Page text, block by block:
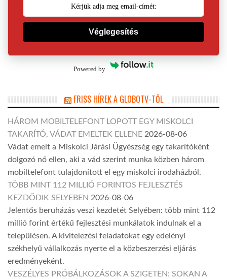
Véglegesítés
Powered by
FRISS HÍREK A GLOBOTV-TŐL
HÁROM MOBILTELEFONT LOPOTT EGY MISKOLCI
TAKARÍTÓ, VÁDAT EMELTEK ELLENE 2026-08-06
Vádat emelt a Miskolci Járási Ügyészség egy takarítóként
dolgozó nő ellen, aki a vád szerint munka közben három
mobiltelefont tulajdonított el egy miskolci irodaházból.
TÖBB MINT 112 MILLIÓ FORINTOS FEJLESZTÉS
KEZDŐDIK SELYEBEN 2026-08-06
Jelentős beruházás veszi kezdetét Selyében: több mint 112
millió forint értékű fejlesztési munkálatok indulnak el a
településen. A kivitelezési feladatokat egy edelényi
székhelyű vállalkozás nyerte el a közbeszerzési eljárás
eredményeként.
VESZÉLYES PRÓBÁLKOZÁSOK A SZIGETEN: SOKAN A